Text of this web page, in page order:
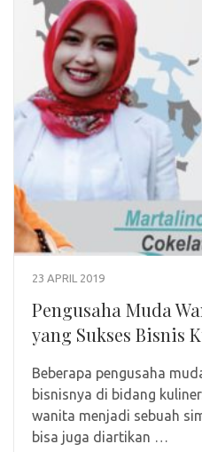
23 APRIL 2019
Pengusaha Muda
yang Sukses Bisnis
Beberapa pengusaha
bisnisnya di bidang
wanita menjadi sebuah
bisa juga diartikan …